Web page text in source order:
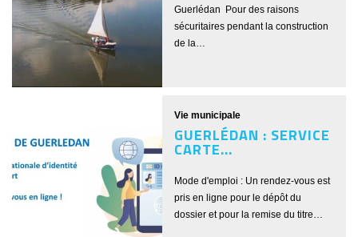
Guerlédan Pour des raisons
sécuritaires pendant la construction
de la…
Vie municipale
GUERLÉDAN : SERVICE
CARTE...
Mode d'emploi : Un rendez-vous est
pris en ligne pour le dépôt du
dossier et pour la remise du titre…